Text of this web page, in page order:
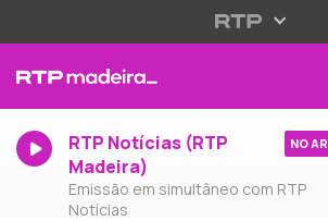
RTP Notícias (RTP
Madeira)
Emissão em simultâneo com RTP
Notícias
NO AR